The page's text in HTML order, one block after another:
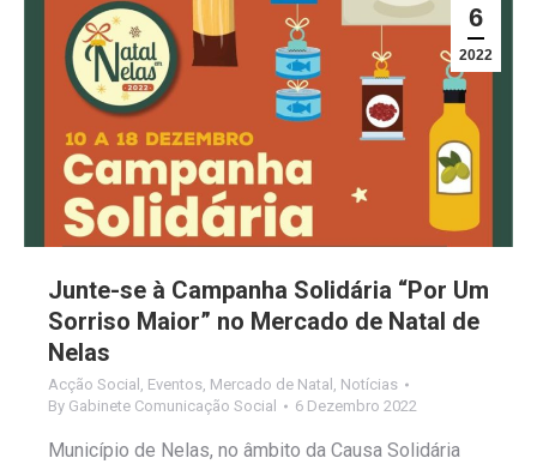
6
2022
Junte-se à Campanha Solidária “Por Um
Sorriso Maior” no Mercado de Natal de
Nelas
Acção Social , Eventos, Mercado de Natal , Notícias
By Gabinete Comunicação Social 6 Dezembro 2022
Município de Nelas, no âmbito da Causa Solidária